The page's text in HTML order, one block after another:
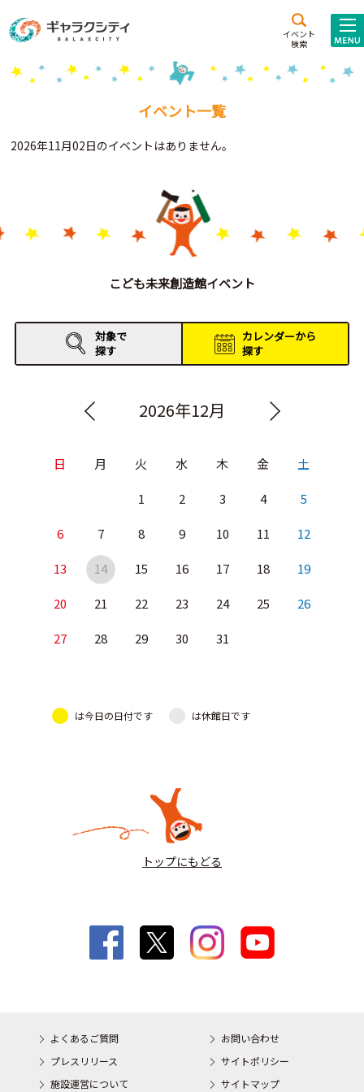
イベント
検索
施設案内
こども
西新井
施設･
Gがくえん
お知らせ
イベントレポート
イベント一覧
2026年11月02日のイベントはありません。
こども未来創造館イベント
対象で
探す
カレンダーから
探す
2026年12月
日 月 火 水 木 金 土
1 2 3 4 5
6 7 8 9 10 11 12
13 14 15 16 17 18 19
20 21 22 23 24 25 26
27 28 29 30 31
は今日の日付です は休館日です
トップにもどる
よくあるご質問
お問い合わせ
プレスリリース
サイトポリシー
施設運営について
サイトマップ